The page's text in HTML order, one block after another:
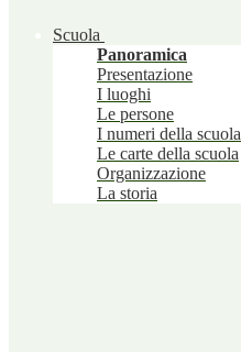
Scuola
Panoramica
Presentazione
I luoghi
Le persone
I numeri della scuola
Le carte della scuola
Organizzazione
La storia